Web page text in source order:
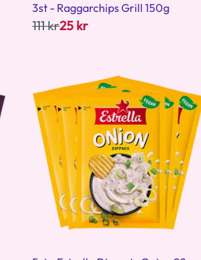
3st - Raggarchips Grill 150g
111 kr25 kr